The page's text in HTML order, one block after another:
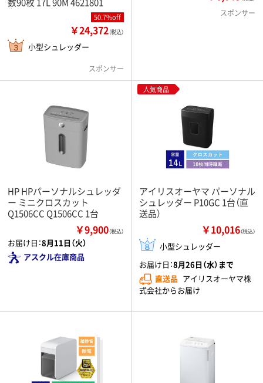
50.7%off
￥24,372（税込）
小型シュレッダー
スポンサー
スポンサー
HP HPパーソナルシュレッダ
ー ミニクロスカット
Q1506CC Q1506CC 1台
￥9,900（税込）
お届け日：8月11日（火）
アスクル在庫商品
人気商品
アイリスオーヤマ パーソナル
シュレッダー P10GC 1台（直
送品）
￥10,016（税込）
小型シュレッダー
お届け日：8月26日（水）まで
直送品 アイリスオーヤマ株
式会社からお届け